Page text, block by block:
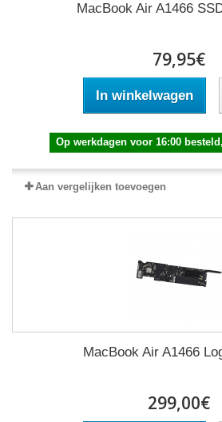
MacBook Air A1466
79,95€
In winkelwagen
Op werkdagen voor 16:00
Aan vergelijken toevoegen
MacBook Air A1466
299,00€